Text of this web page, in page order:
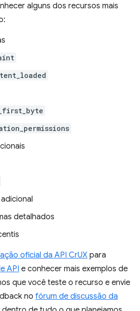
alguns dos recursos mais
detalhados
oficial da API CrUX para
API e conhecer mais exemplos de
que você teste o recurso e envie
no fórum de discussão da